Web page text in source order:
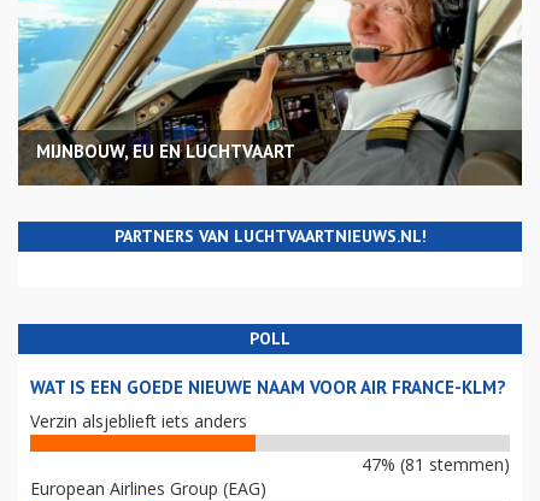
MIJNBOUW, EU EN LUCHTVAART
PARTNERS VAN LUCHTVAARTNIEUWS.NL!
POLL
WAT IS EEN GOEDE NIEUWE NAAM VOOR AIR FRANCE-KLM?
Verzin alsjeblieft iets anders
47% (81 stemmen)
European Airlines Group (EAG)